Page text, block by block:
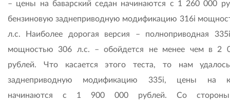
– цены на баварский седан начинаются с 1 260 000
бензиновую заднеприводную модификацию 316i
л.с. Наиболее дорогая версия – полноприводная
мощностью 306 л.с. – обойдется не менее чем в 2
рублей. Что касается этого теста, то нам
заднеприводную модификацию 335i, цены на
начинаются с 1 900 000 рублей. Со стороны